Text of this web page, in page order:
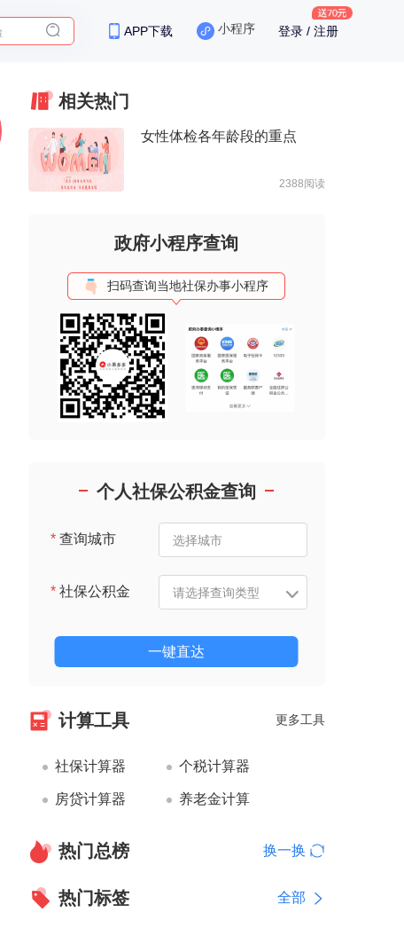
APP下载 小程序 登录 / 注册
相关热门
女性体检各年龄段的重点
2388阅读
政府小程序查询
扫码查询当地社保办事小程序
个人社保公积金查询
*查询城市
*社保公积金
一键直达
计算工具 更多工具
社保计算器 个税计算器
房贷计算器 养老金计算
热门总榜 换一换
热门标签 全部